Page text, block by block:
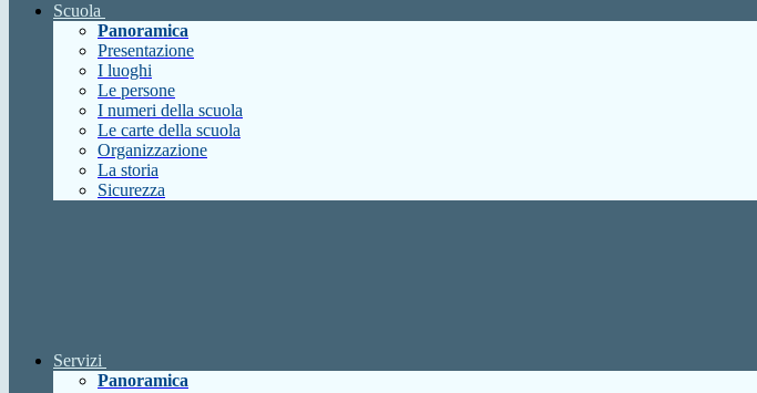
Scuola
Panoramica
Presentazione
I luoghi
Le persone
I numeri della scuola
Le carte della scuola
Organizzazione
La storia
Sicurezza
Servizi
Panoramica